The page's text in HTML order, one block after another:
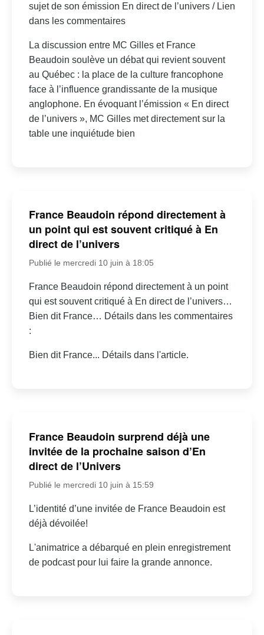
sujet de son émission En direct de l’univers / Lien
dans les commentaires
La discussion entre MC Gilles et France
Beaudoin soulève un débat qui revient souvent
au Québec : la place de la culture francophone
face à l’influence grandissante de la musique
anglophone. En évoquant l’émission « En direct
de l’univers », MC Gilles met directement sur la
table une inquiétude bien
France Beaudoin répond directement à
un point qui est souvent critiqué à En
direct de l’univers
Publié le mercredi 10 juin à 18:05
France Beaudoin répond directement à un point
qui est souvent critiqué à En direct de l’univers…
Bien dit France… Détails dans les commentaires
:
Bien dit France... Détails dans l'article.
France Beaudoin surprend déjà une
invitée de la prochaine saison d’En
direct de l’Univers
Publié le mercredi 10 juin à 15:59
L’identité d’une invitée de France Beaudoin est
déjà dévoilée!
L'animatrice a débarqué en plein enregistrement
de podcast pour lui faire la grande annonce.